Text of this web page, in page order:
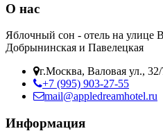
О нас
Яблочный сон - отель на улице
Добрынинская и Павелецкая
г.Москва, Валовая ул., 32/
+7 (995) 903-27-55
mail@appledreamhotel.ru
Информация